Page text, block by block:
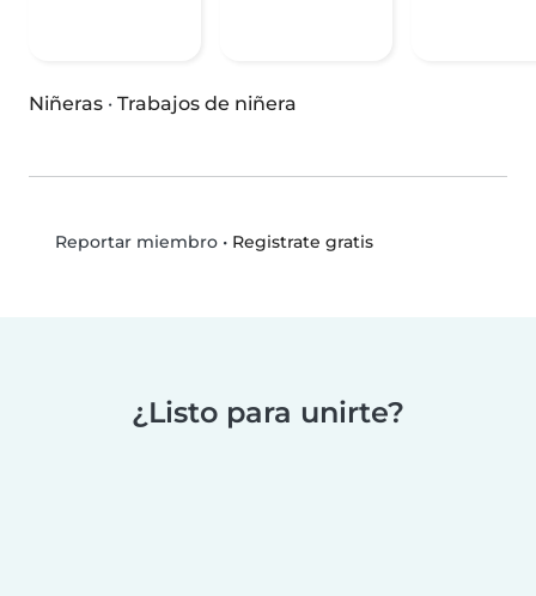
Niñeras · Trabajos de niñera
Reportar miembro• Registrate gratis
¿Listo para unirte?